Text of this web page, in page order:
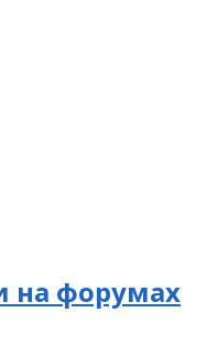
на форумах